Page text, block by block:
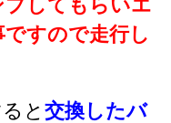
すので走行し
と 交換したバ